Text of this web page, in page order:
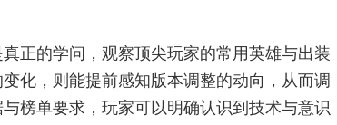
正的学问，观察顶尖玩家的常用英雄与出装
化，则能提前感知版本调整的动向，从而调
榜单要求，玩家可以明确认识到技术与意识